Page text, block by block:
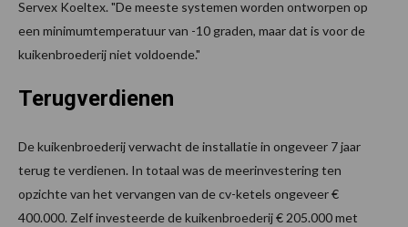
Servex Koeltex. "De meeste systemen worden ontworpen op
een minimumtemperatuur van -10 graden, maar dat is voor de
kuikenbroederij niet voldoende."
Terugverdienen
De kuikenbroederij verwacht de installatie in ongeveer 7 jaar
terug te verdienen. In totaal was de meerinvestering ten
opzichte van het vervangen van de cv-ketels ongeveer €
400.000. Zelf investeerde de kuikenbroederij € 205.000 met